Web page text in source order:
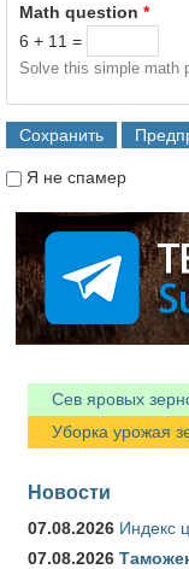
Math question *
6 + 11 =
Solve this simple math
Я не спамер
Сев яровых
Уборка урожая
Новости
07.08.2026 Индекс
07.08.2026